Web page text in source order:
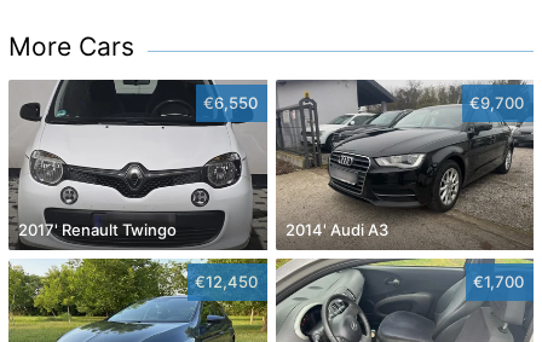
More Cars
€6,550
2017' Renault Twingo
€9,700
2014' Audi A3
€12,450 €1,700